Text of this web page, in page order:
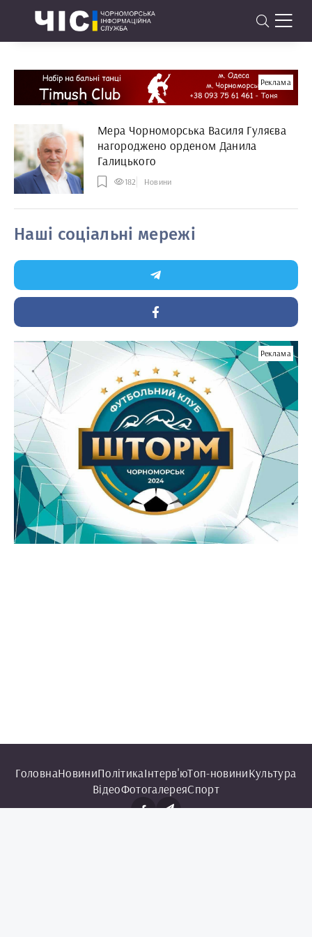
Реклама
Мера Чорноморська Василя Гуляєва
нагороджено орденом Данила
Галицького
182 Новини
Наші соціальні мережі
Реклама
ГоловнаНовиниПолітикаІнтерв'юТоп-новиниКультура
ВідеоФотогалереяСпорт